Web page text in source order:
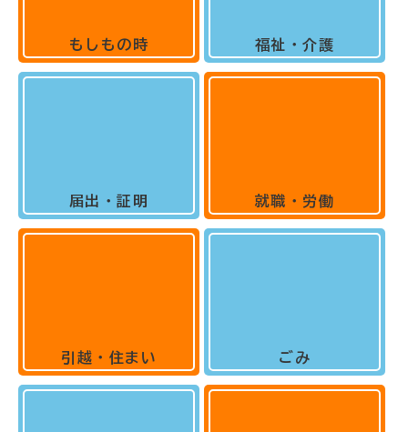
もしもの時
届出・証明
引越・住まい
福祉・介護
就職・労働
ごみ